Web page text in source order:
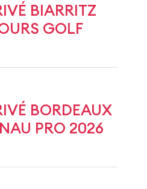
BIARRITZ
GOLF
BORDEAUX
PRO 2026